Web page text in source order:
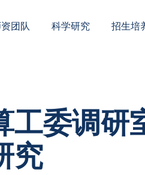
团队 科学研究 招生培
工委调研
究